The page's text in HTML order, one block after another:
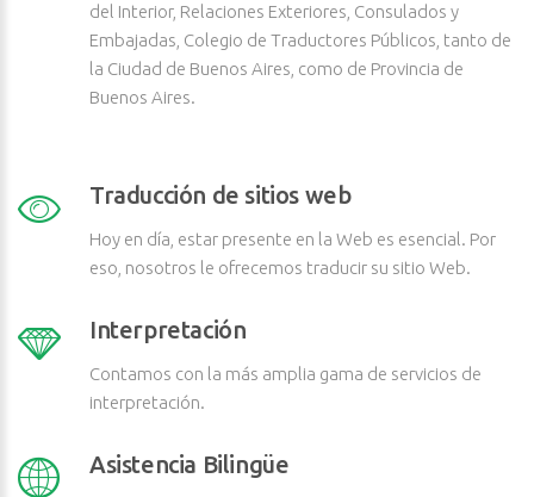
del Interior, Relaciones Exteriores, Consulados y
Embajadas, Colegio de Traductores Públicos, tanto de
la Ciudad de Buenos Aires, como de Provincia de
Buenos Aires.
Traducción de sitios web
Hoy en día, estar presente en la Web es esencial. Por
eso, nosotros le ofrecemos traducir su sitio Web.
Interpretación
Contamos con la más amplia gama de servicios de
interpretación.
Asistencia Bilingüe